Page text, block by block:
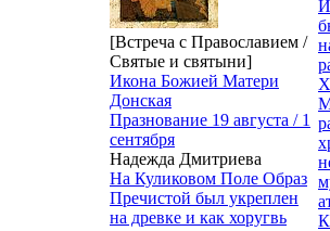
[Встреча с Православием /
Святые и святыни]
Икона Божией Матери
Донская
Празнование 19 августа / 1
сентября
Надежда Дмитриева
На Куликовом Поле Образ
Пречистой был укреплен
на древке и как хоругвь